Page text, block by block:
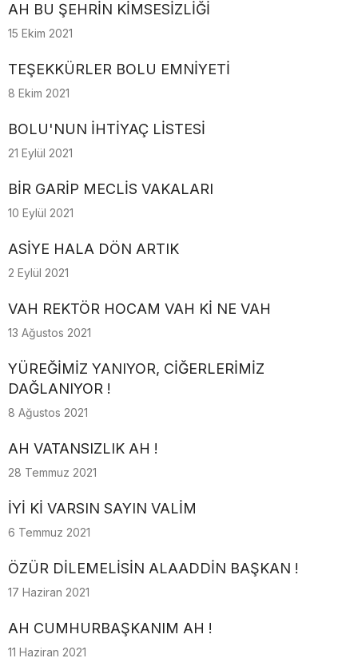
AH BU ŞEHRİN KİMSESİZLİĞİ
15 Ekim 2021
TEŞEKKÜRLER BOLU EMNİYETİ
8 Ekim 2021
BOLU'NUN İHTİYAÇ LİSTESİ
21 Eylül 2021
BİR GARİP MECLİS VAKALARI
10 Eylül 2021
ASİYE HALA DÖN ARTIK
2 Eylül 2021
VAH REKTÖR HOCAM VAH Kİ NE VAH
13 Ağustos 2021
YÜREĞİMİZ YANIYOR, CİĞERLERİMİZ
DAĞLANIYOR !
8 Ağustos 2021
AH VATANSIZLIK AH !
28 Temmuz 2021
İYİ Kİ VARSIN SAYIN VALİM
6 Temmuz 2021
ÖZÜR DİLEMELİSİN ALAADDİN BAŞKAN !
17 Haziran 2021
AH CUMHURBAŞKANIM AH !
11 Haziran 2021